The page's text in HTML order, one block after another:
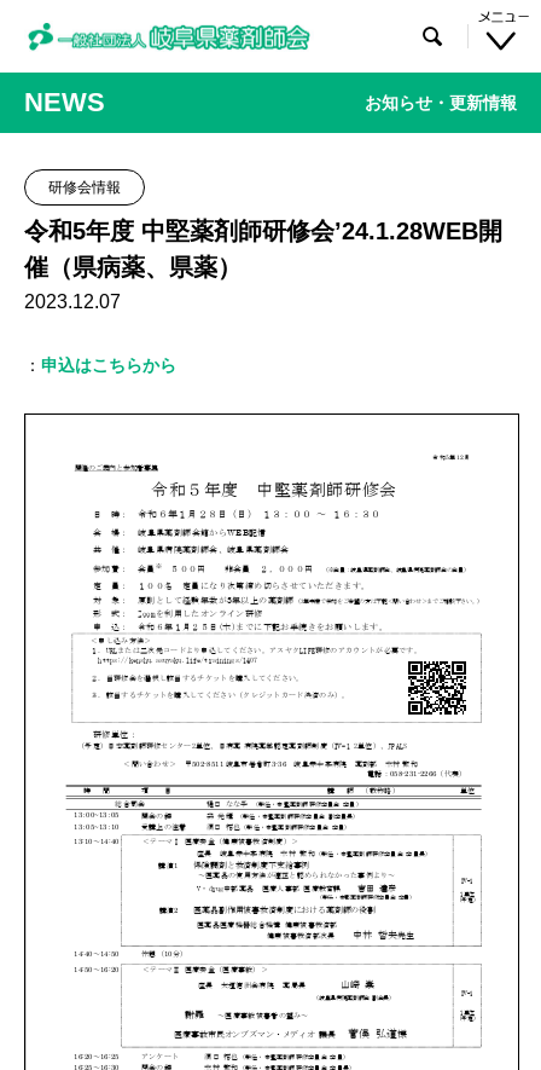

NEWS お知らせ・更新情報
研修会情報
令和5年度 中堅薬剤師研修会’24.1.28WEB開
催（県病薬、県薬）
2023.12.07
： 申込はこちらから